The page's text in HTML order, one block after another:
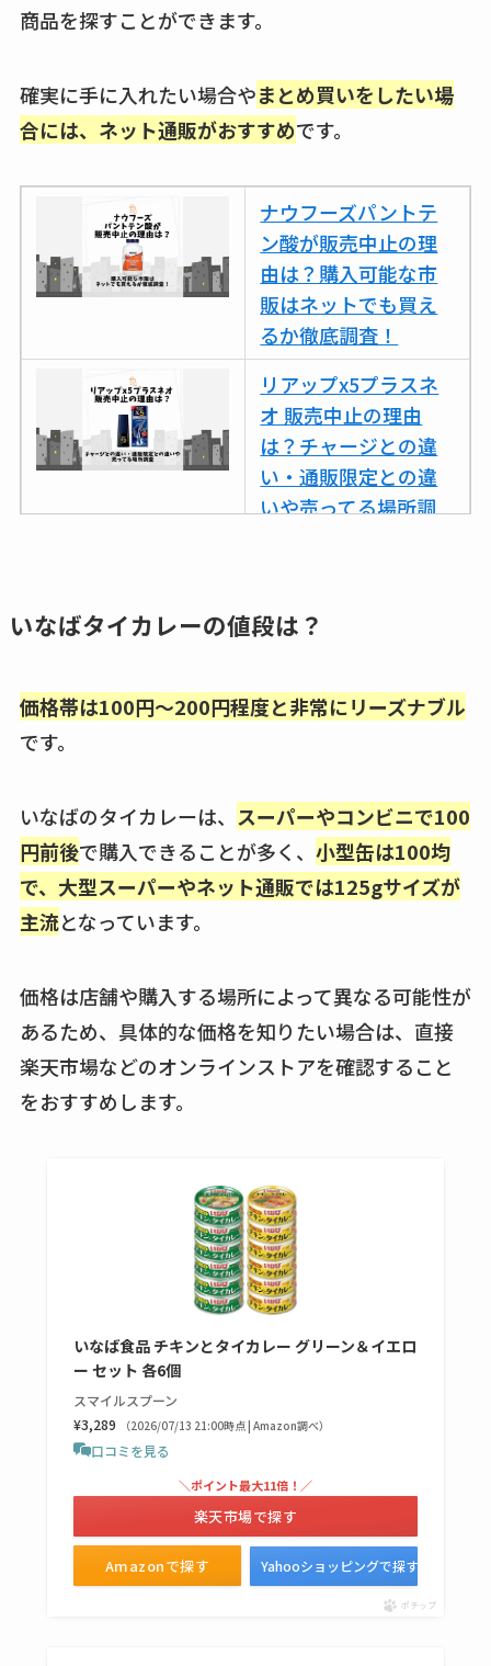
商品を探すことができます。
確実に手に入れたい場合やまとめ買いをしたい場
合には、ネット通販がおすすめです。
ナウフーズパントテ
ン酸が販売中止の理
由は？購入可能な市
販はネットでも買え
るか徹底調査！
リアップx5プラスネ
オ 販売中止の理由
は？チャージとの違
い・通販限定との違
いや売ってる場所調
め替えはどこで売っ
通販調査
こ？楽天・amazonで
買える？値段や手荒
れの口コミも調査
半額になるのはい
つ？激安販売店・通
販も調査
amazonなど通販の販
売店も調査
エッセンシャルフラ
ットが廃盤？なぜ？
売ってない？どこで
トラが廃盤？なぜ？
復刻はある？ウルト
ラカパーは品切れ？
売ってる場所調査
キーピング販売終了
いなばタイカレーの値段は？
価格帯は100円～200円程度と非常にリーズナブル
です。
いなばのタイカレーは、 スーパーやコンビニで100
円前後で購入できることが多く、 小型缶は100均
で、大型スーパーやネット通販では125gサイズが
主流となっています。
価格は店舗や購入する場所によって異なる可能性が
あるため、具体的な価格を知りたい場合は、直接
楽天市場などのオンラインストアを確認すること
をおすすめします。
いなば食品 チキンとタイカレー グリーン＆イエロ
ー セット 各6個
スマイルスプーン
¥3,289
（2026/07/13 21:00時点 | Amazon調べ）
口コミを見る
Amazonで探す
＼ポイント最大11倍！／
楽天市場で探す
Yahooショッピングで探す
ポチップ